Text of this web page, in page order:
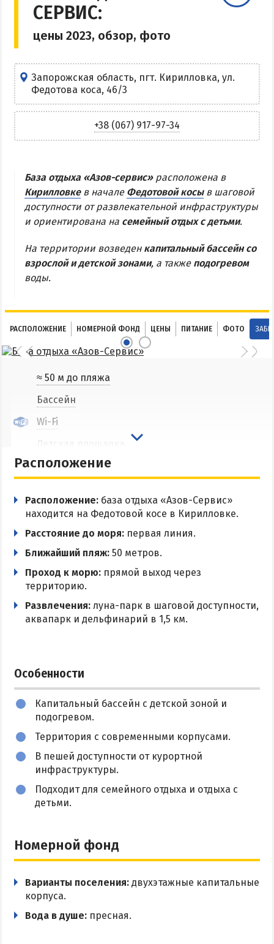
Центр Кирилловки
Степок
Частный сектор в Кирилловке
Жилье в Кирилловке с бассейном
Жилье на первой линии
Недорогое жилье в Кирилловке
Веб-камеры Арабатки и Геническа
Цены на Арабатской Стрелке 2026
Горячие источники
Розовое озеро
Глицериновое озеро
Сиваш
Аскания-Нова
БАЗЫ ОТДЫХА И ОТЕЛИ АРАБАТКИ
Геническ
Генгорка
Стрелковое
СТЕПАНОВКА ПЕРВАЯ
Пансионаты и базы отдыха Степановки-1
Веб-камеры в Степановке Первой онлайн
Цены в Степановке 2026
БЕРДЯНСК
Питание в Бердянске
Развлечения в Бердянске
Проезд в Бердянск
ОТЕЛИ И БАЗЫ ОТДЫХА БЕРДЯНСКА
Бердянская коса
Слободка
Новопетровка
ПРИМОРСК
Все веб-камеры Приморска
Проезд в Приморск
СЕРВИС:
цены 2023, обзор, фото
Запорожская область, пгт. Кирилловка, ул.
Федотова коса, 46/3
+38 (067) 917-97-34
База отдыха «Азов-сервис»расположена в
Кирилловкев начале Федотовой косыв шаговой
доступности от развлекательной инфраструктуры
и ориентирована на семейный отдых с детьми.
На территории возведен капитальный бассейн со
взрослой и детской зонами, а также подогревом
воды.
РАСПОЛОЖЕНИЕ НОМЕРНОЙ ФОНД ЦЕНЫ ПИТАНИЕ ФОТО
≈ 50 м до пляжа
Бассейн
Wi-Fi
Детская площадка
Детский клуб
Кафе
Кухня в номере
Мангальная зона
Парковка
Расположение
Расположение: база отдыха «Азов-Сервис»
находится на Федотовой косе в Кирилловке.
Расстояние до моря: первая линия.
Ближайший пляж: 50 метров.
Проход к морю: прямой выход через
территорию.
Развлечения: луна-парк в шаговой доступности,
аквапарк и дельфинарий в 1,5 км.
Особенности
Капитальный бассейн с детской зоной и
подогревом.
Территория с современными корпусами.
В пешей доступности от курортной
инфраструктуры.
Подходит для семейного отдыха и отдыха с
детьми.
Номерной фонд
Варианты поселения: двухэтажные капитальные
корпуса.
Вода в душе: пресная.